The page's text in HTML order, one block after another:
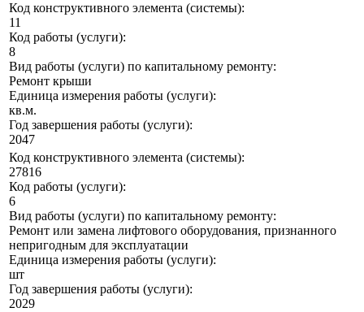
Код конструктивного элемента (системы):
11
Код работы (услуги):
8
Вид работы (услуги) по капитальному ремонту:
Ремонт крыши
Единица измерения работы (услуги):
кв.м.
Год завершения работы (услуги):
2047
Код конструктивного элемента (системы):
27816
Код работы (услуги):
6
Вид работы (услуги) по капитальному ремонту:
Ремонт или замена лифтового оборудования, признанного
непригодным для эксплуатации
Единица измерения работы (услуги):
шт
Год завершения работы (услуги):
2029